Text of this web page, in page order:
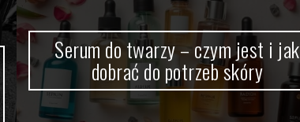
Serum do twarzy – czym jest i jak
dobrać do potrzeb skóry